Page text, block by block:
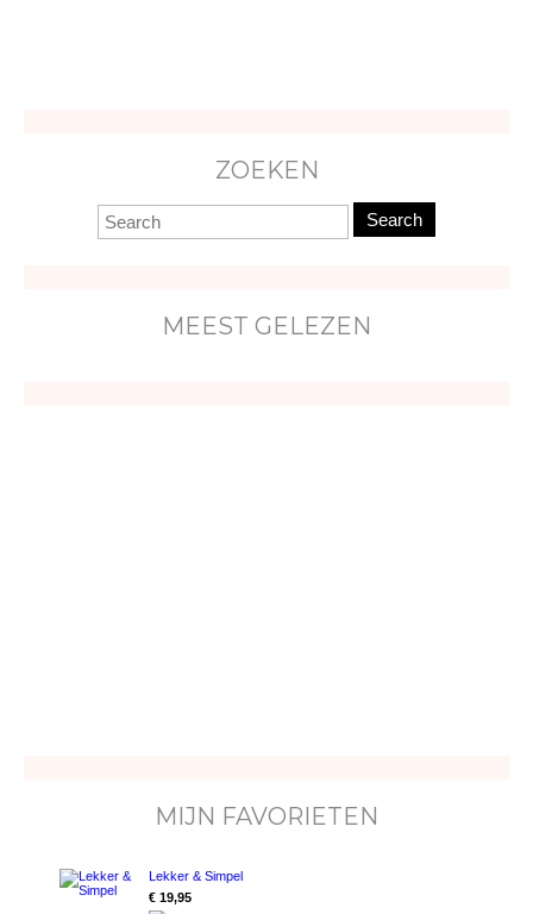
ZOEKEN
Search
MEEST GELEZEN
MIJN FAVORIETEN
Lekker & Simpel
€ 19,95